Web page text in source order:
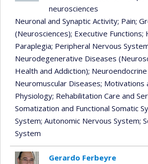
neurosciences
Neuronal and Synaptic Activity; Pain;
(Neurosciences); Executive Functions;
Paraplegia; Peripheral Nervous
Neurodegenerative Diseases
Health and Addiction);
Neuromuscular Diseases; Motivations
Physiology; Rehabilitation Care and
Somatization and Functional Somatic
System; Autonomic Nervous System;
System
Gerardo Ferbeyre